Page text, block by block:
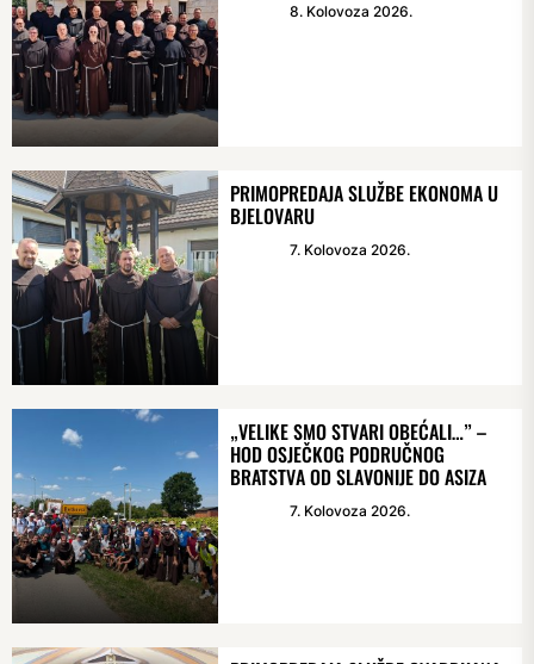
8. Kolovoza 2026.
PRIMOPREDAJA SLUŽBE EKONOMA U
BJELOVARU
7. Kolovoza 2026.
„VELIKE SMO STVARI OBEĆALI…” –
HOD OSJEČKOG PODRUČNOG
BRATSTVA OD SLAVONIJE DO ASIZA
7. Kolovoza 2026.